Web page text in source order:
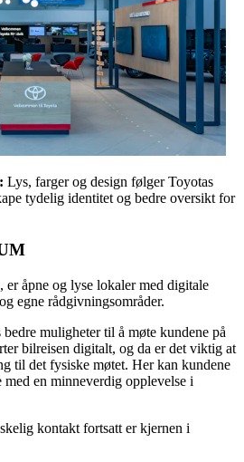
Lys, farger og design følger Toyotas
tydelig identitet og bedre oversikt for
er åpne og lyse lokaler med digitale
egne rådgivningsområder.
muligheter til å møte kundene på
bilreisen digitalt, og da er det viktig at
til det fysiske møtet. Her kan kundene
en minneverdig opplevelse i
kontakt fortsatt er kjernen i